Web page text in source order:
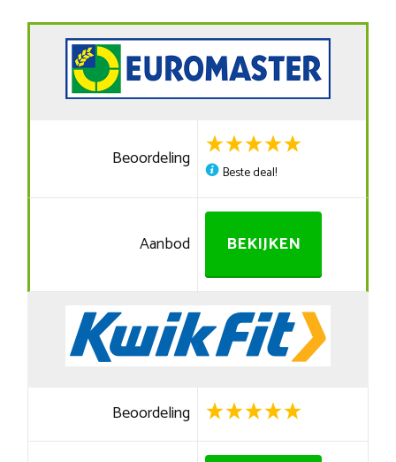
Beoordeling
Beste deal!
Aanbod BEKIJKEN
Beoordeling